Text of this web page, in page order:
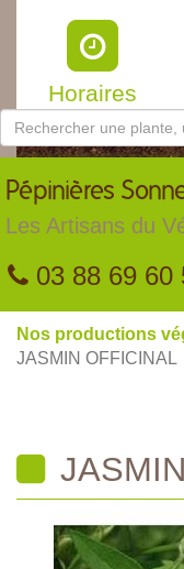
Horaires
Pépinières
Les Artisans du
03 88 69 60
Nos productions
JASMIN OFFICINAL